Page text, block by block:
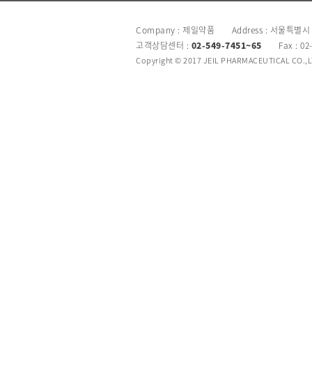
Company : 제일약품 Address : 서울특별시
고객상담센터 : 02-549-7451~65 Fax :
Copyright © 2017 JEIL PHARMACEUTICAL